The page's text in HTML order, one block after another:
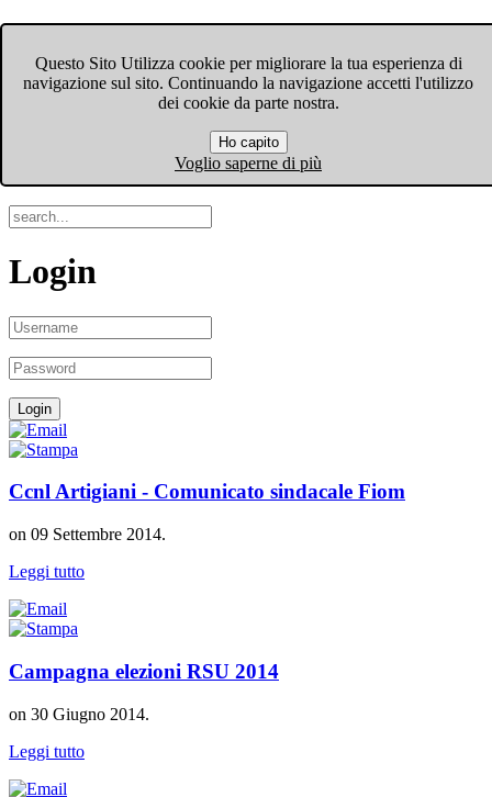
Questo Sito Utilizza cookie per migliorare la tua esperienza di
navigazione sul sito. Continuando la navigazione accetti l'utilizzo
dei cookie da parte nostra.
Ho capito
Voglio saperne di più
Menu
Login
Ccnl Artigiani - Comunicato sindacale Fiom
on 09 Settembre 2014.
Leggi tutto
Campagna elezioni RSU 2014
on 30 Giugno 2014.
Leggi tutto